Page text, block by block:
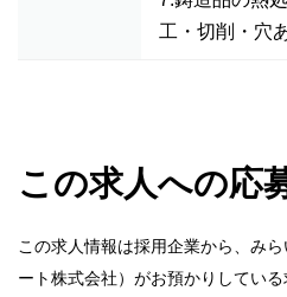
工・切削・穴
この求人への応
この求人情報は採用企業から、み
ート株式会社）がお預かりしている